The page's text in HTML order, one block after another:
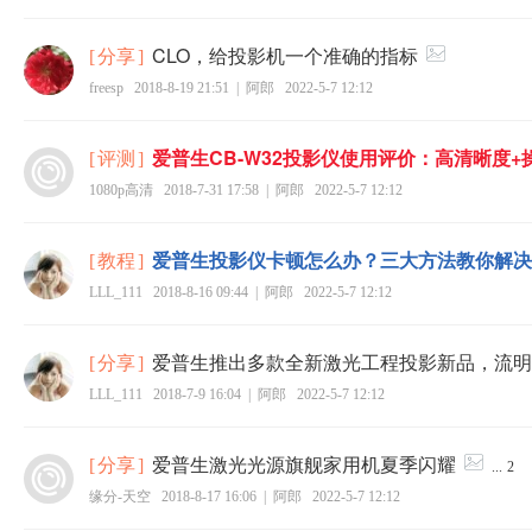
[分享] CLO，给投影机一个准确的指标
freesp 2018-8-19 21:51 阿郎 2022-5-7 12:12
[评测 ] 爱普生CB-W32投影仪使用评价：高清晰度+
1080p高清 2018-7-31 17:58 阿郎 2022-5-7 12:12
[教程] 爱普生投影仪卡顿怎么办？三大方法教你解决
LLL_111 2018-8-16 09:44 阿郎 2022-5-7 12:12
[分享] 爱普生推出多款全新激光工程投影新品，流
LLL_111 2018-7-9 16:04 阿郎 2022-5-7 12:12
[分享] 爱普生激光光源旗舰家用机夏季闪耀 ... 2
缘分-天空
2018-8-17 16:06 阿郎 2022-5-7 12:12